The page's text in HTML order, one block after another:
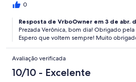
0
Resposta de VrboOwner em 3 de abr.
Prezada Verônica, bom dia! Obrigado
Espero que voltem sempre! Muito
Avaliação verificada
10/10 - Excelente